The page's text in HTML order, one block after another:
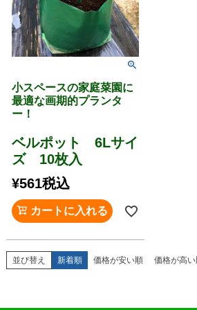
小スペースの家庭菜園に
最適な画期的プランタ
ー！
ベルポット 6Lサイ
ズ 10枚入
¥561税込
カートに入れる
並び替え 新着順 価格が安い順 価格が高